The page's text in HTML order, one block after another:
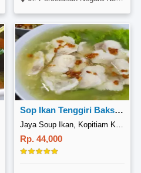
Sop Ikan Tenggiri Bakso Ikan
Rp. 44,000